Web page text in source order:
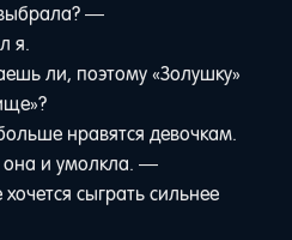
—
я.
ли, поэтому «Золушку»
нравятся девочкам.
и умолкла. —
сыграть сильнее